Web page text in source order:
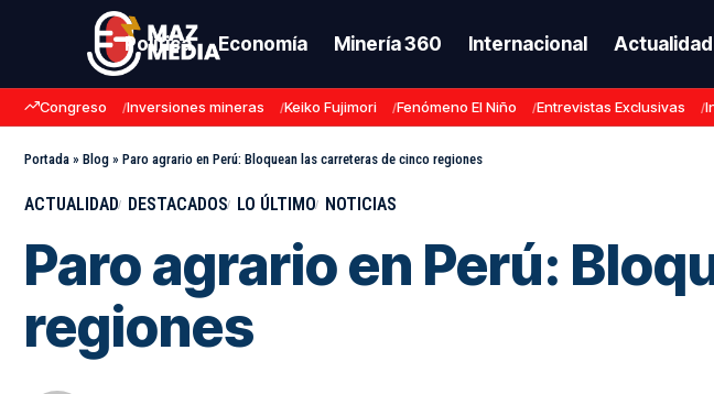
Política Economía Minería 360 Internacional Actualidad
Congreso Inversiones mineras Keiko Fujimori Fenómeno El Niño Entrevistas Exclusivas
Portada » Blog » Paro agrario en Perú: Bloquean las carreteras de cinco regiones
ACTUALIDAD DESTACADOS LO ÚLTIMO NOTICIAS
Paro agrario en Perú:
regiones